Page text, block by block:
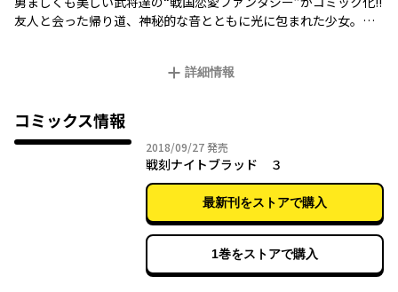
友人と会った帰り道、神秘的な音とともに光に包まれた少女。次
詳細情報
コミックス情報
2018/09/272018年09月27日
発売
戦刻ナイトブラッド ３
最新刊をストアで購入
1巻をストアで購入